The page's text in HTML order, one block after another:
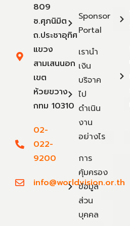
809
ซ.ศุภนิมิต
ถ.ประชาอุทิศ
แขวง
สามเสนนอก
เขต
ห้วยขวาง
กทม 10310
02-
022-
9200
info@worldvision.or.th
Sponsor
Portal
เรานำ
เงิน
บริจาค
ไป
ดำเนิน
งาน
อย่างไร
การ
คุ้มครอง
ข้อมูล
ส่วน
บุคคล